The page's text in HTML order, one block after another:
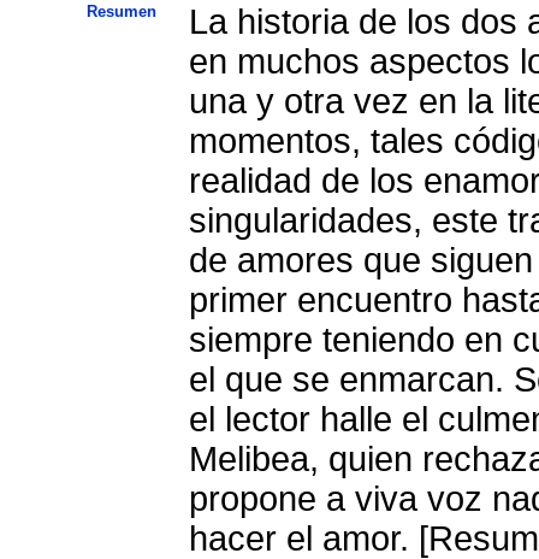
Resumen
La historia de los dos
en muchos aspectos los códigos
una y otra vez en la literatura medieval, aunque, por
momentos, tales
realidad de los
singularidades, este
de amores que
primer encuentro
siempre teniendo en
el que se enmarcan.
el lector halle el
Melibea, quien
propone a viva voz
hacer el amor.